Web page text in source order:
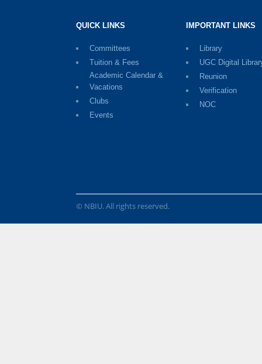
QUICK LINKS
Committees
Tuition & Fees
Academic Calendar &
Vacations
Clubs
Events
IMPORTANT LINKS
Library
UGC Digital
Reunion
Verification
NOC
© NBIU. All rights reserved.